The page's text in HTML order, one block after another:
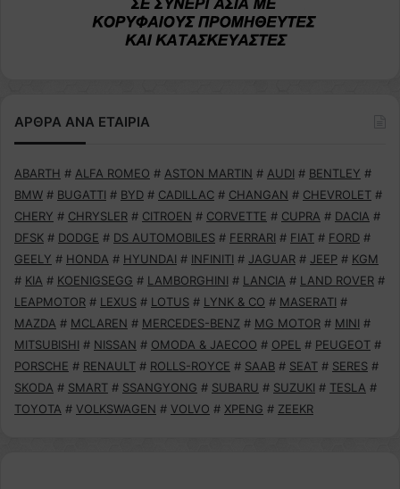
ΑΡΘΡΑ ΑΝΑ ΕΤΑΙΡΙΑ
ABARTH # ALFA ROMEO # ASTON MARTIN # AUDI # BENTLEY #
BMW # BUGATTI # BYD # CADILLAC # CHANGAN # CHEVROLET #
CHERY # CHRYSLER # CITROEN # CORVETTE # CUPRA # DACIA #
DFSK # DODGE # DS AUTOMOBILES # FERRARI # FIAT # FORD #
GEELY # HONDA # HYUNDAI # INFINITI # JAGUAR # JEEP # KGM
# KIA # KOENIGSEGG # LAMBORGHINI # LANCIA # LAND ROVER #
LEAPMOTOR # LEXUS # LOTUS # LYNK & CO # MASERATI #
MAZDA # MCLAREN # MERCEDES-BENZ # MG MOTOR # MINI #
MITSUBISHI # NISSAN # OMODA & JAECOO # OPEL # PEUGEOT #
PORSCHE # RENAULT # ROLLS-ROYCE # SAAB # SEAT # SERES #
SKODA # SMART # SSANGYONG # SUBARU # SUZUKI # TESLA #
TOYOTA # VOLKSWAGEN # VOLVO # XPENG # ZEEKR